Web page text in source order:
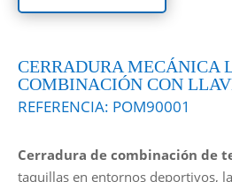
CERRADURA MECÁNICA
COMBINACIÓN CON
REFERENCIA: POM90001
Cerradura de combinación de
taquillas en entornos deportivos,